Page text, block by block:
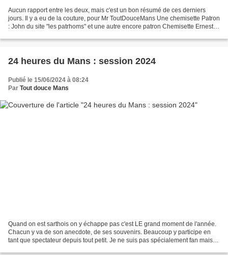
Aucun rapport entre les deux, mais c'est un bon résumé de ces derniers
jours. Il y a eu de la couture, pour Mr ToutDouceMans Une chemisette Patron
: John du site "les patrhoms" et une autre encore patron Chemisette Ernesto
24 heures du Mans : session 2024
Publié le 15/06/2024 à 08:24
Par Tout douce Mans
Quand on est sarthois on y échappe pas c'est LE grand moment de l'année.
Chacun y va de son anecdote, de ses souvenirs. Beaucoup y participe en
tant que spectateur depuis tout petit. Je ne suis pas spécialement fan mais je